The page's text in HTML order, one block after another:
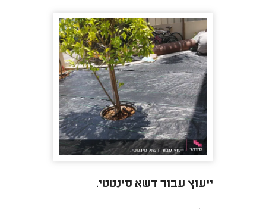
ייעוץ עבור דשא סינטטי.